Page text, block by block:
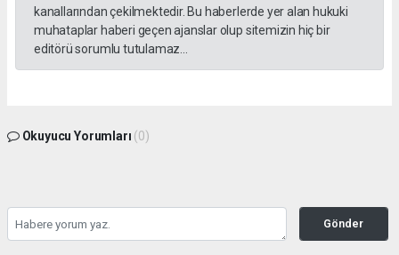
kanallarından çekilmektedir. Bu haberlerde yer alan hukuki
muhataplar haberi geçen ajanslar olup sitemizin hiç bir
editörü sorumlu tutulamaz...
Okuyucu Yorumları (0)
Gönder